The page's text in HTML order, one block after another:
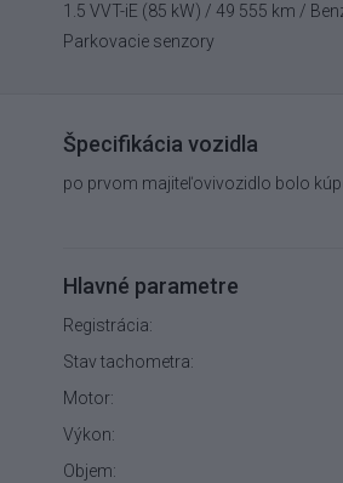
1.5 VVT-iE (85 kW) / 49 555 km /
Parkovacie senzory
Špecifikácia vozidla
po prvom majiteľovivozidlo bolo
Hlavné parametre
Registrácia:
Stav tachometra:
Motor:
Výkon:
Objem: